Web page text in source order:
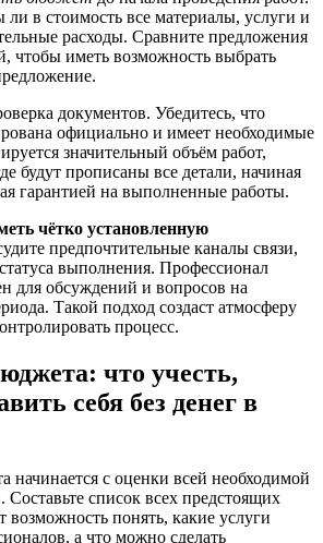
в стоимость все материалы, услуги и
расходы. Сравните предложения
чтобы иметь возможность выбрать
документов. Убедитесь, что
официально и имеет необходимые
значительный объём работ,
будут прописаны все детали, начиная
гарантией на выполненные работы.
чётко установленную
предпочтительные каналы связи,
выполнения. Профессионал
для обсуждений и вопросов на
Такой подход создаст атмосферу
процесс.
что учесть,
себя без денег в
начинается с оценки всей необходимой
Составьте список всех предстоящих
возможность понять, какие услуги
а что можно сделать